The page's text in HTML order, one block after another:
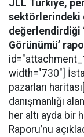
JLL Türkiye,
sektörlerindeki
değerlendirdiği
Görünümü’
width="730"]
pazarları
danışmanlığı
her altı ayda bir
Raporu’nu